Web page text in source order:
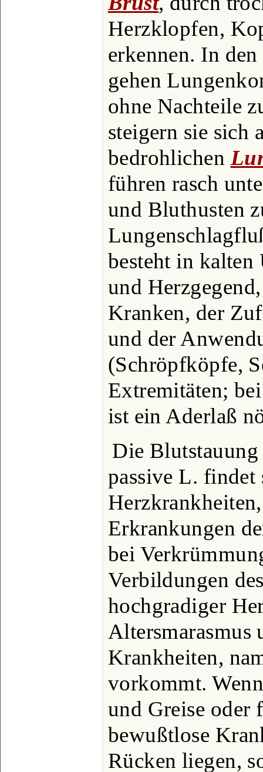
Herzklopfen,
erkennen. In
gehen
ohne Nachteile
steigern sie sich
bedrohlichen
führen rasch
und Bluthusten
besteht in
und
Kranken, der
und der
(Schröpfköpfe,
Extremitäten;
ist ein Aderlaß
Die
passive L. findet
Erkrankungen
bei
Verbildungen
hochgradiger
Altersmarasmus
Krankheiten,
vorkommt.
und Greise oder
bewußtlose
Rücken liegen,